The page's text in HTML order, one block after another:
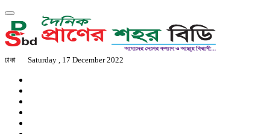
ঢাকা Saturday , 17 December 2022